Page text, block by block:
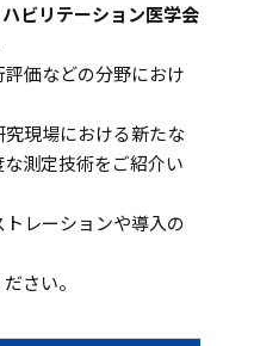
ハビリテーション医学会
価などの分野におけ
現場における新たな
測定技術をご紹介い
レーションや導入の
さい。